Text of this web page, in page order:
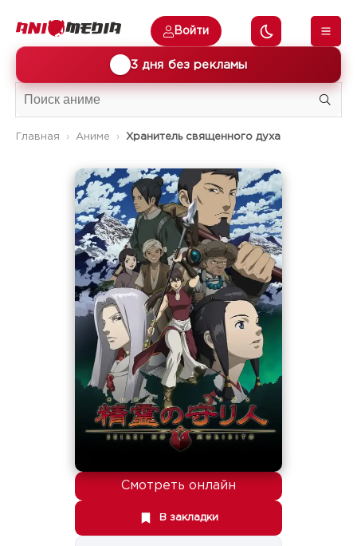
3 дня без рекламы
Войти
Главная Аниме Хранитель священного духа
Смотреть онлайн
В закладки